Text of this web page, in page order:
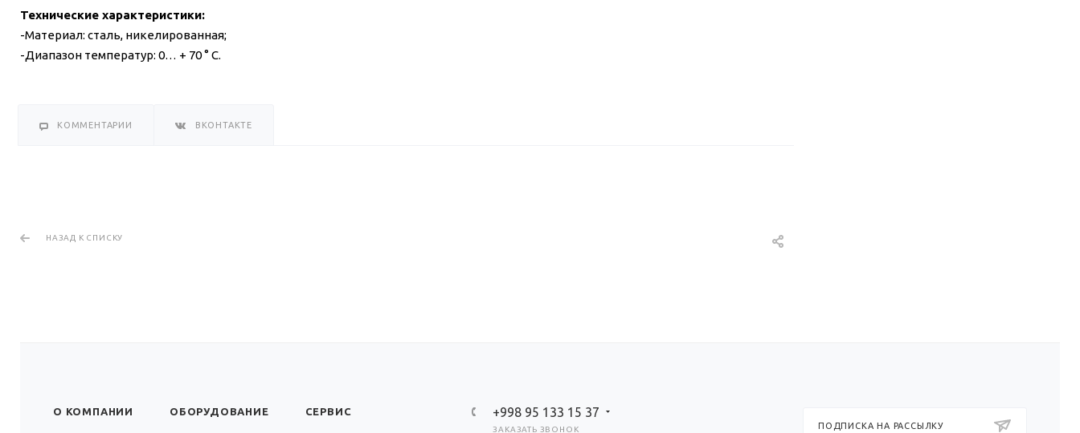
Технические характеристики:
-Материал: сталь, никелированная;
-Диапазон температур: 0… + 70 ° C.
КОММЕНТАРИИ ВКОНТАКТЕ
НАЗАД К СПИСКУ
О КОМПАНИИ ОБОРУДОВАНИЕ СЕРВИС +998 95 133 15 37
ЗАКАЗАТЬ ЗВОНОК ПОДПИСКА НА РАССЫЛКУ